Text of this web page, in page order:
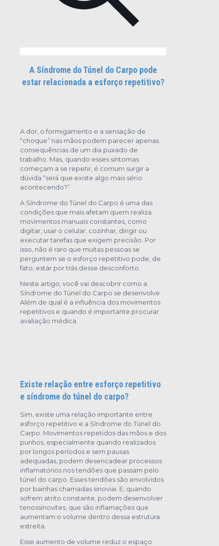
A Síndrome do Túnel do Carpo pode
estar relacionada a esforço repetitivo?
A dor, o formigamento e a sensação de
“choque” nas mãos podem parecer apenas
consequências de um dia puxado de
trabalho. Mas, quando esses sintomas
começam a se repetir, é comum surgir a
dúvida “será que existe algo mais sério
acontecendo?”
A Síndrome do Túnel do Carpo é uma das
condições que mais afetam quem realiza
movimentos manuais constantes, como
digitar, usar o celular, cozinhar, dirigir ou
executar tarefas que exigem precisão. Por
isso, não é raro que muitas pessoas se
perguntem se o esforço repetitivo pode, de
fato, estar por trás desse desconforto.
Neste artigo, você vai descobrir como a
Síndrome do Túnel do Carpo se desenvolve.
Além de qual é a influência dos movimentos
repetitivos e quando é importante procurar
avaliação médica.
Existe relação entre esforço repetitivo
e síndrome do túnel do carpo?
Sim, existe uma relação importante entre
esforço repetitivo e a Síndrome do Túnel do
Carpo. Movimentos repetidos das mãos e dos
punhos, especialmente quando realizados
por longos períodos e sem pausas
adequadas, podem desencadear processos
inflamatórios nos tendões que passam pelo
túnel do carpo. Esses tendões são envolvidos
por bainhas chamadas sinoviai. E, quando
sofrem atrito constante, podem desenvolver
tenossinovites, que são inflamações que
aumentam o volume dentro dessa estrutura
estreita.
Esse aumento de volume reduz o espaço